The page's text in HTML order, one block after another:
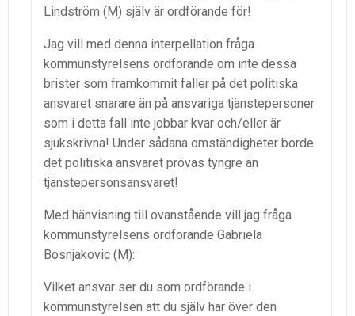
Lindström (M) själv är ordförande för!
Jag vill med denna interpellation fråga
kommunstyrelsens ordförande om inte dessa
brister som framkommit faller på det politiska
ansvaret snarare än på ansvariga tjänstepersoner
som i detta fall inte jobbar kvar och/eller är
sjukskrivna! Under sådana omständigheter borde
det politiska ansvaret prövas tyngre än
tjänstepersonsansvaret!
Med hänvisning till ovanstående vill jag fråga
kommunstyrelsens ordförande Gabriela
Bosnjakovic (M):
Vilket ansvar ser du som ordförande i
kommunstyrelsen att du själv har över den